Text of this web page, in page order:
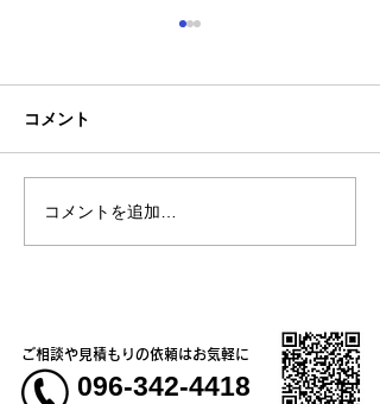
熊本地震明けの営業につ
いてのお知らせ
コメント
コメントを追加…
ご相談や見積もりの依頼はお気軽に
096-342-4418